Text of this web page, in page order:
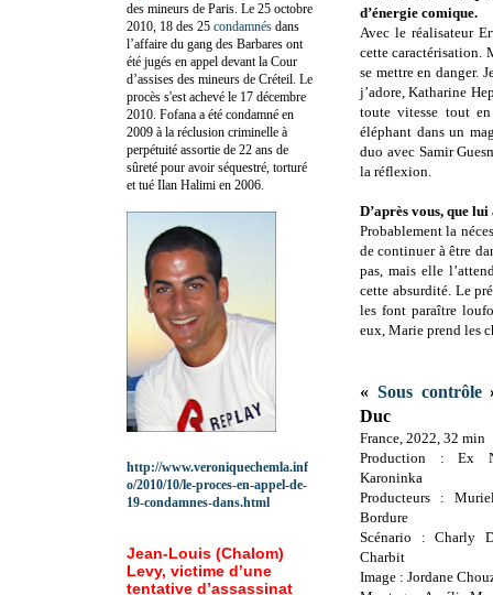
d’énergie comique.
Avec le réalisateur
cette caractérisation.
se mettre en danger.
j’adore, Katharine
toute vitesse tout
éléphant dans un
duo avec Samir
la réflexion.
D’après vous, que
Probablement la
de continuer à être
pas, mais elle
cette absurdité. Le
les font paraître
eux, Marie prend les
« Sous contrôle
Duc
France, 2022, 32 min
Production : Ex
Karoninka
Producteurs :
Bordure
Scénario : Charly
Charbit
Image : Jordane
des mineurs de Paris. Le 25 octobre
2010, 18 des 25 condamnés dans
l’affaire du gang des Barbares ont
été jugés en appel devant la Cour
d’assises des mineurs de Créteil. Le
procès s'est achevé le 17 décembre
2010. Fofana a été condamné en
2009 à la réclusion criminelle à
perpétuité assortie de 22 ans de
sûreté pour avoir séquestré, torturé
et tué Ilan Halimi en 2006.
http://www.veroniquechemla.inf
o/2010/10/le-proces-en-appel-de-
19-condamnes-dans.html
Jean-Louis (Chalom)
Levy, victime d’une
tentative d’assassinat